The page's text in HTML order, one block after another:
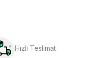
Hızlı Teslimat